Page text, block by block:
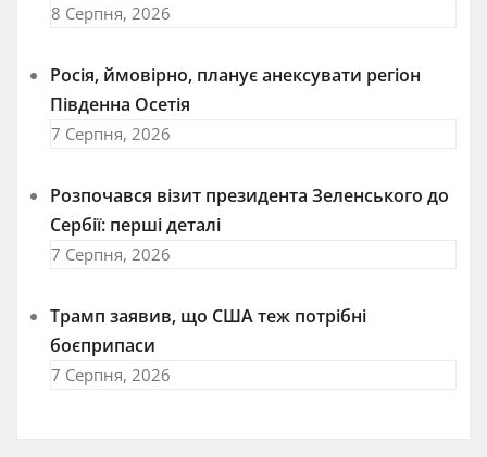
8 Серпня, 2026
Росія, ймовірно, планує анексувати регіон
Південна Осетія
7 Серпня, 2026
Розпочався візит президента Зеленського до
Сербії: перші деталі
7 Серпня, 2026
Трамп заявив, що США теж потрібні
боєприпаси
7 Серпня, 2026